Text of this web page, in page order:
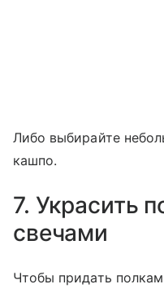
Либо выбирайте
кашпо.
7. Украсить
свечами
Чтобы придать